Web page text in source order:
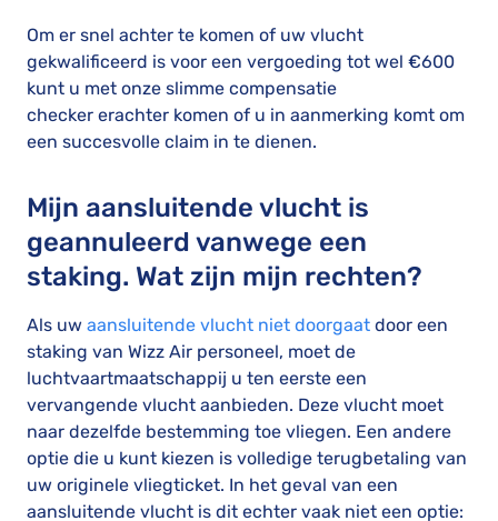
Om er snel achter te komen of uw vlucht
gekwalificeerd is voor een vergoeding tot wel €600
kunt u met onze slimme compensatie
checker erachter komen of u in aanmerking komt om
een succesvolle claim in te dienen.
Mijn aansluitende vlucht is
geannuleerd vanwege een
staking. Wat zijn mijn rechten?
Als uw aansluitende vlucht niet doorgaat door een
staking van Wizz Air personeel, moet de
luchtvaartmaatschappij u ten eerste een
vervangende vlucht aanbieden. Deze vlucht moet
naar dezelfde bestemming toe vliegen. Een andere
optie die u kunt kiezen is volledige terugbetaling van
uw originele vliegticket. In het geval van een
aansluitende vlucht is dit echter vaak niet een optie: